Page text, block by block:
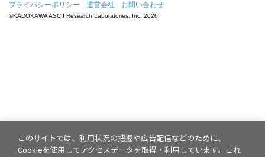
プライバシーポリシー 運営会社 お問い合わせ
©KADOKAWA ASCII Research Laboratories, Inc. 2026
このサイトでは、利用状況の把握や広告配信などのために、
Cookieを使用してアクセスデータを取得・利用しています。これ